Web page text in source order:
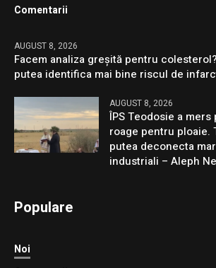
Comentarii
AUGUST 8, 2026
Facem analiza greșită pentru
putea identifica mai bine riscul de
AUGUST 8, 2026
ÎPS Teodosie a mers
roage pentru ploaie.
putea deconecta
industriali – Aleph
Populare
Noi